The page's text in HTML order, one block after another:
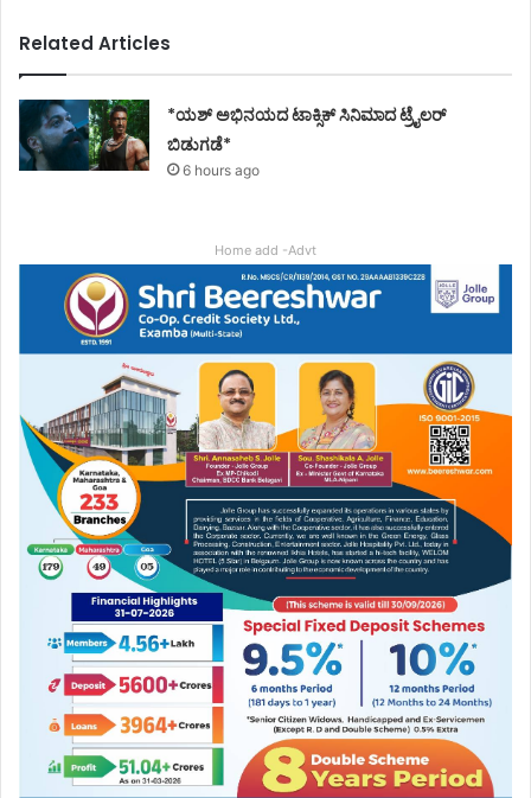
Related Articles
*ಯಶ್ ಅಭಿನಯದ ಟಾಕ್ಸಿಕ್ ಸಿನಿಮಾದ ಟ್ರೈಲರ್
ಬಿಡುಗಡೆ*
6 hours ago
Home add -Advt